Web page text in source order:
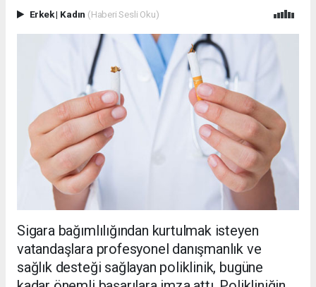
Erkek| Kadın (Haberi Sesli Oku)
Sigara bağımlılığından kurtulmak isteyen
vatandaşlara profesyonel danışmanlık ve
sağlık desteği sağlayan poliklinik, bugüne